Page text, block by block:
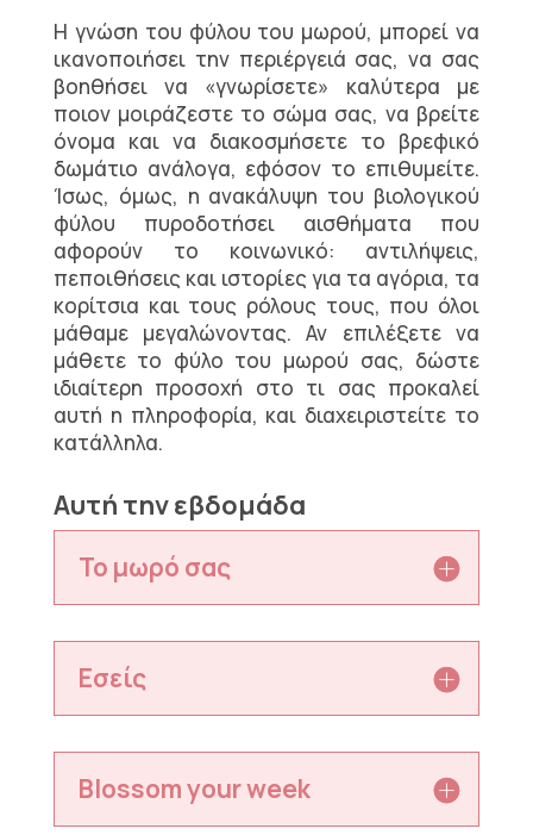
H γνώση του φύλου του μωρού, μπορεί να
ικανοποιήσει την περιέργειά σας, να σας
βοηθήσει να «γνωρίσετε» καλύτερα με
ποιον μοιράζεστε το σώμα σας, να βρείτε
όνομα και να διακοσμήσετε το βρεφικό
δωμάτιο ανάλογα, εφόσον το επιθυμείτε.
Ίσως, όμως, η ανακάλυψη του βιολογικού
φύλου πυροδοτήσει αισθήματα που
αφορούν το κοινωνικό: αντιλήψεις,
πεποιθήσεις και ιστορίες για τα αγόρια, τα
κορίτσια και τους ρόλους τους, που όλοι
μάθαμε μεγαλώνοντας. Αν επιλέξετε να
μάθετε το φύλο του μωρού σας, δώστε
ιδιαίτερη προσοχή στο τι σας προκαλεί
αυτή η πληροφορία, και διαχειριστείτε το
κατάλληλα.
Αυτή την εβδομάδα
Το μωρό σας
Εσείς
Blossom your week